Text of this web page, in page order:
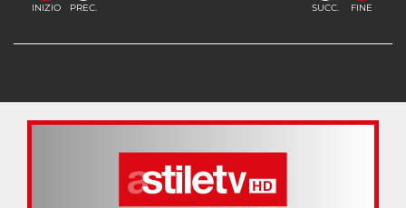
INIZIO PREC. SUCC. FINE